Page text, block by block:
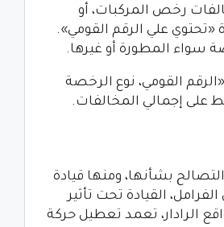
رخص المركبات، أو
علي الرقم القومي».
سواء المطورة أو غيرها.
القومي، نوع الرخصة
على إجمالي المخالفات.
بشأنها، ومنها قيادة
القيادة تحت تأثير
الرادار، تعمد تعطيل حركة